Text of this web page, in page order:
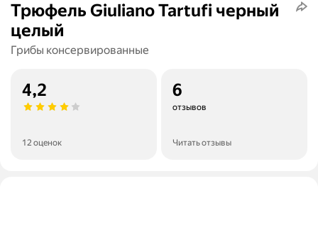
Трюфель Giuliano Tartufi черный
целый
Грибы консервированные
4,2
12 оценок
6
отзывов
Читать отзывы